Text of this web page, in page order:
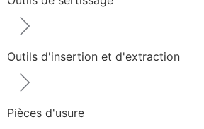
Outils d'insertion et d'extraction
Pièces d'usure